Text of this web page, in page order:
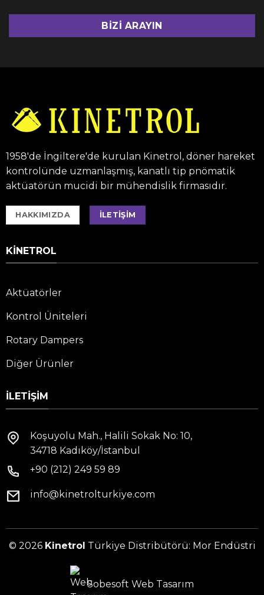
BIZI ARAYIN
1958'de İngiltere'de kurulan Kinetrol, döner hareket
kontrolünde uzmanlaşmış, kanatlı tip pnömatik
aktüatörün mucidi bir mühendislik firmasıdır.
HAKKIMIZDA İLETIŞIM
KINETROL
Aktüatörler
Kontrol Üniteleri
Rotary Dampers
Diğer Ürünler
İLETIŞIM
Koşuyolu Mah., Halili Sokak No: 10,
34718 Kadıköy/İstanbul
+90 (212) 249 59 89
info@kinetrolturkiye.com
© 2026 Kinetrol Türkiye Distribütörü: Mor Endüstri
Sobesoft Web Tasarım